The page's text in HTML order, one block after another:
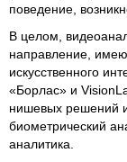
поведение,
В целом,
направление,
искусственного
«Борлас» и
нишевых решений
биометрический
аналитика.